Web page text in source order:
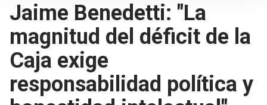
Jaime Benedetti: "La
magnitud del déficit de la
Caja exige
responsabilidad política y